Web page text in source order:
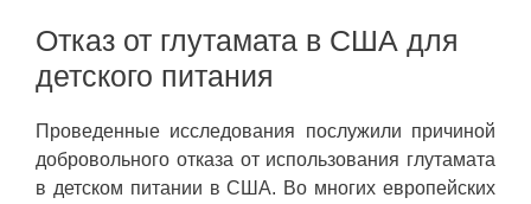
Отказ от глутамата в США для
детского питания
Проведенные исследования послужили причиной
добровольного отказа от использования глутамата
в детском питании в США. Во многих европейских